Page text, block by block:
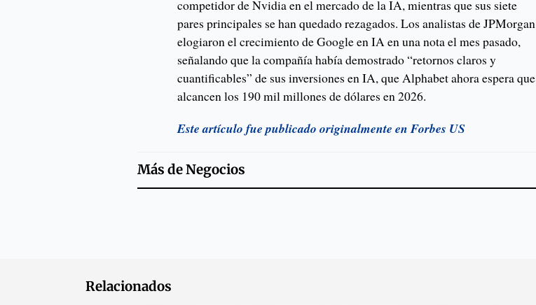
competidor de Nvidia en el mercado de la IA, mientras que sus siete
pares principales se han quedado rezagados. Los analistas de JPMorgan
elogiaron el crecimiento de Google en IA en una nota el mes pasado,
señalando que la compañía había demostrado “retornos claros y
cuantificables” de sus inversiones en IA, que Alphabet ahora espera que
alcancen los 190 mil millones de dólares en 2026.
Este artículo fue publicado originalmente en Forbes US
Más deNegocios
Relacionados